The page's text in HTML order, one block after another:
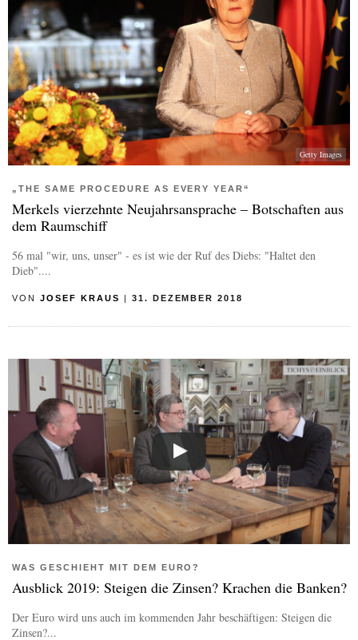
Getty Images
„THE SAME PROCEDURE AS EVERY YEAR“
Merkels vierzehnte Neujahrsansprache – Botschaften aus
dem Raumschiff
56 mal "wir, uns, unser" - es ist wie der Ruf des Diebs: "Haltet den
Dieb"....
VON JOSEF KRAUS | 31. DEZEMBER 2018
WAS GESCHIEHT MIT DEM EURO?
Ausblick 2019: Steigen die Zinsen? Krachen die Banken?
Der Euro wird uns auch im kommenden Jahr beschäftigen: Steigen die
Zinsen?...